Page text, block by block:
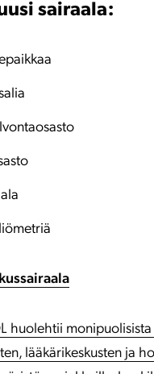
sairaala:
huolehtii
lääkärikeskusten ja